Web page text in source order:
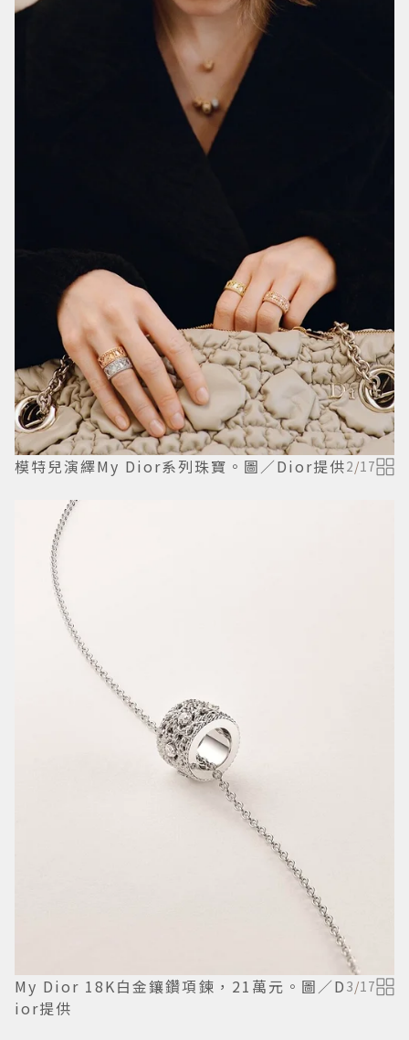
模特兒演繹My Dior系列珠寶。圖／Dior提供2/17
My Dior 18K白金鑲鑽項鍊，21萬元。圖／D
ior提供
3/17